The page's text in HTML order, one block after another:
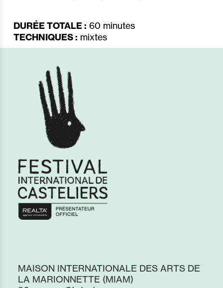
DURÉE TOTALE : 60 minutes
TECHNIQUES : mixtes
MAISON INTERNATIONALE DES ARTS DE
LA MARIONNETTE (MIAM)